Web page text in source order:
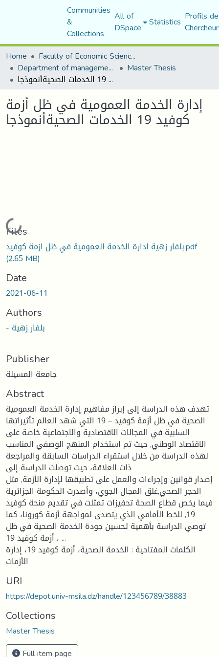
Communities
&
Collections
All of
DSpace Statistics Profils
Home
Faculty of Economic Sciences, Commerce and Management Sciences
Department of management sciences Master Thesis
إدارة الخدمة العمومية في ظل أزمة كوفيد 19 الخدمات الصحيةأنموذجا
إدارة الخدمة العمومية في ظل أزمة
كوفيد 19 الخدمات الصحيةأنموذجا
Loading...
Files
بلفار زهية ادارة الخدمة العمومية في ظل ازمة كوفيد.pdf
(2.65 MB)
Date
2021-06-11
Authors
- بلفار زهية
Publisher
جامعة المسيلة
Abstract
تهدف هذه الدراسة إلى إبراز مفاهيم إدارة الخدمة العمومية
الصحية في ظل أزمة كوفيد – 19 التي شهد العالم تأثيراتها
السلبية في المجالات الاقتصادية والاجتماعية خاصة على
الاقتصاد الوطني, حيث تم استخدام المنهج الوصفي المناسب
لهذه الدراسة من خلال استقراء الدراسات السابقة والمراجعة
ذات العلاقة، حيث توصلت الدراسة إلى
إصدار قوانين وإجراءات والعمل على تطبيقها لإدارة الأزمة, مثل
الحجر الصحي,غلق المجال الجوي، وأصدرت الحكومة الجزائرية
فيما يخص قطاع الصحة تحفيزات تمثلت في تقديم منحة كوفيد
19, للخط الأمامي الذي يتصدى لمواجهة أزمة كورونا، كما
توصي الدراسة بأهمية تحسين جودة الخدمة الصحية في ظل
أزمة كوفيد 19 ، ...
الكلمات المفتاحية : الخدمة الصحية، أزمة كوفيد 19، إدارة
الأزمات
URI
https://depot.univ-msila.dz/handle/123456789/38883
Collections
Master Thesis
Full item page